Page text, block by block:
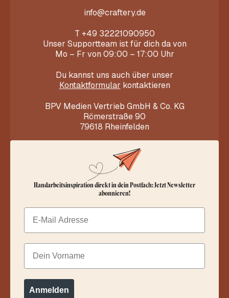
info@craftery.de
T +49 32221090950
Unser Supportteam ist für dich da von
Mo – Fr von 09:00 – 17:00 Uhr
Du kannst uns auch über unser
Kontaktformular kontaktieren
BPV Medien Vertrieb GmbH & Co. KG
Römerstraße 90
79618 Rheinfelden
Handarbeitsinspiration direkt in dein Postfach: Jetzt Newsletter
abonnieren!
Email
Dein Vorname
Anmelden